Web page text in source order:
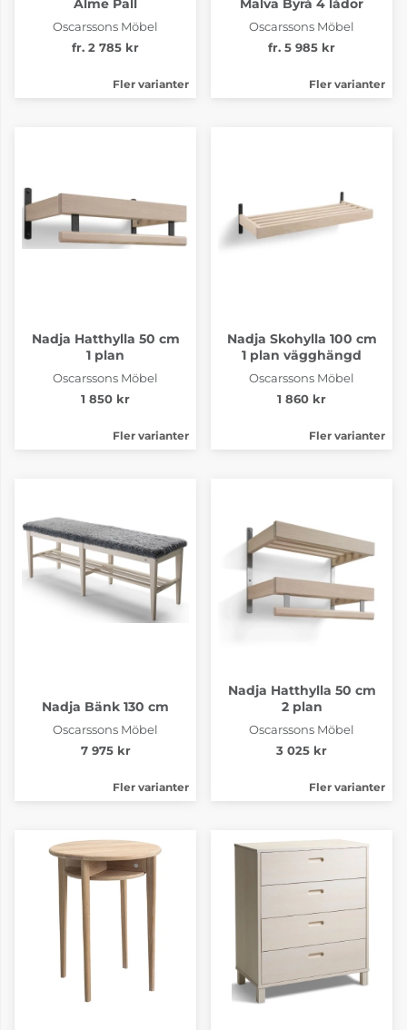
Alme Pall
Oscarssons Möbel
fr. 2 785 kr
Fler varianter
Malva Byrå 4 lådor
Oscarssons Möbel
fr. 5 985 kr
Fler varianter
Nadja Hatthylla 50 cm
1 plan
Oscarssons Möbel
1 850 kr
Fler varianter
Nadja Skohylla 100 cm
1 plan vägghängd
Oscarssons Möbel
1 860 kr
Fler varianter
Nadja Bänk 130 cm
Oscarssons Möbel
7 975 kr
Fler varianter
Nadja Hatthylla 50 cm
2 plan
Oscarssons Möbel
3 025 kr
Fler varianter